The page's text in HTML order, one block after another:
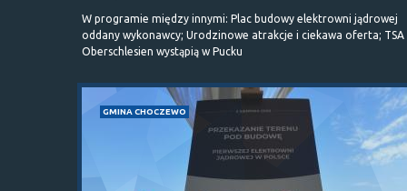
W programie między innymi: Plac budowy elektrowni jądrowej
oddany wykonawcy; Urodzinowe atrakcje i ciekawa oferta; TSA
Oberschlesien wystąpią w Pucku
GMINA CHOCZEWO